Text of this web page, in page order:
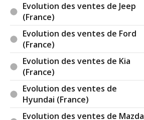
Evolution des ventes de Jeep
(France)
Evolution des ventes de Ford
(France)
Evolution des ventes de Kia
(France)
Evolution des ventes de
Hyundai (France)
Evolution des ventes de Mazda